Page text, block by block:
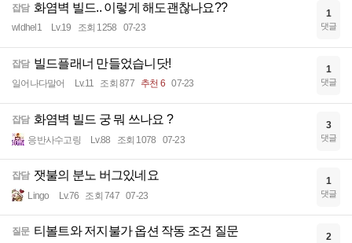
잡담 화염벽 빌드.. 이렇게 해도괜찮나요??
wldhel1 Lv.19 조회 1258 07-23
1
댓글
잡담 빌드플래너 만들었습니닷!
일어나다말어 Lv.11 조회 877 추천 6 07-23
1
댓글
잡담 화염벽 빌드 궁 뭐 쓰나요 ?
응반사수고링 Lv.88 조회 1078 07-23
3
댓글
잡담 잿불의 분노 버그있네요
Lingo Lv.76 조회 747 07-23
1
댓글
질문 티볼트와 저지불가 옵션 작동 조건 질문 2